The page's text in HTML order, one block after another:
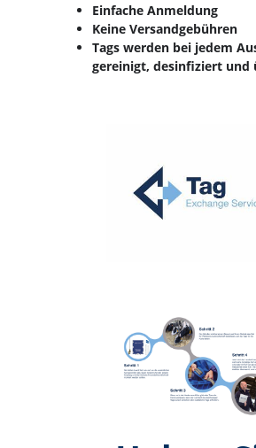
Einfache Anmeldung
Keine Versandgebühren
Tags werden bei jedem
gereinigt, desinfiziert und